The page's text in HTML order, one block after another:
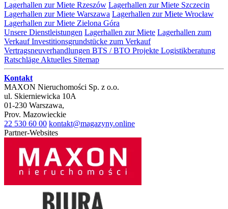
Lagerhallen zur Miete Rzeszów Lagerhallen zur Miete Szczecin
Lagerhallen zur Miete Warszawa Lagerhallen zur Miete Wrocław
Lagerhallen zur Miete Zielona Góra
Unsere Dienstleistungen Lagerhallen zur Miete Lagerhallen zum
VerkaufInvestitionsgrundstücke zum Verkauf
Vertragsneuverhandlungen BTS / BTO Projekte Logistikberatung
RatschlägeAktuelles Sitemap
Kontakt
MAXON Nieruchomości Sp. z o.o.
ul. Skierniewicka 10A
01-230 Warszawa,
Prov. Mazowieckie
22 530 60 00 kontakt@magazyny.online
Partner-Websites